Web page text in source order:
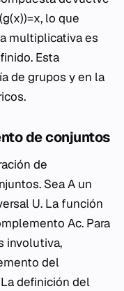
lo que
multiplicativa es
Esta
de grupos y en la
de conjuntos
de
Sea A un
U. La función
Ac. Para
involutiva,
del
definición del